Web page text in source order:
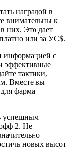
наградой в
внимательны к
них. Это дает
или за УС$.
информацией с
эффективные
тактики,
Вместе вы
фарма
успешным
2. Не
новых высот